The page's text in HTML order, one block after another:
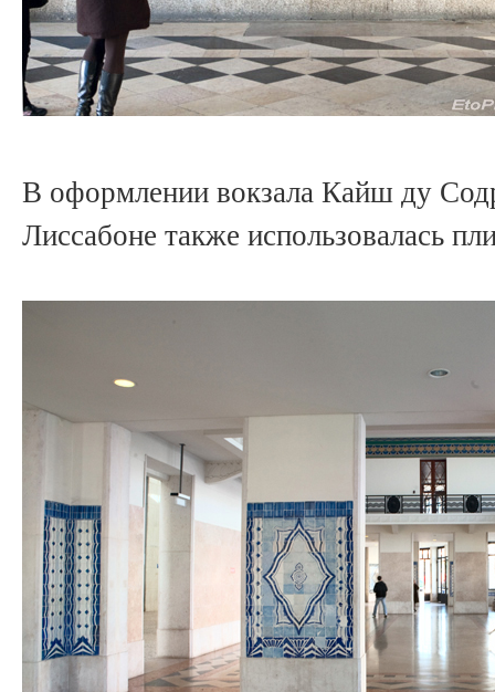
В оформлении вокзала Кайш ду
Лиссабоне также использовалась